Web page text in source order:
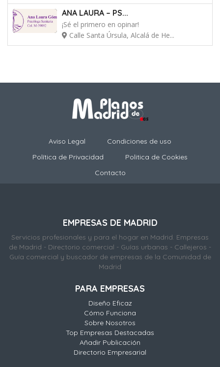
ANA LAURA – PS...
¡Sé el primero en opinar!
Calle Santa Úrsula, Alcalá de He...
Aviso Legal
Condiciones de uso
Política de Privacidad
Politica de Cookies
Contacto
EMPRESAS DE MADRID
Servicios profesionales y para el hogar en Madrid. Empresas
de Madrid - Directorio comercial - Guías urbanas - Callejeros -
Guía comercial y buscador de empresas de la Comunidad de
Madrid
PARA EMPRESAS
Diseño Eficaz
Cómo Funciona
Sobre Nosotros
Top Empresas Destacadas
Añadir Publicación
Directorio Empresarial